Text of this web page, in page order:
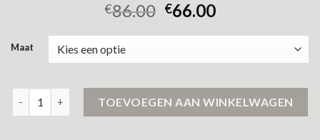
€86.00 €66.00
Maat
TOEVOEGEN AAN WINKELWAGEN